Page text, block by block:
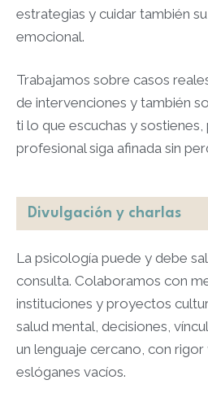
estrategias y cuidar también
emocional.​
Trabajamos sobre casos
de intervenciones y también
ti lo que escuchas y sostienes,
profesional siga afinada sin
Divulgación y charlas
La psicología puede y debe
consulta. Colaboramos con
instituciones y proyectos
salud mental, decisiones,
un lenguaje cercano, con rigor
eslóganes vacíos.​